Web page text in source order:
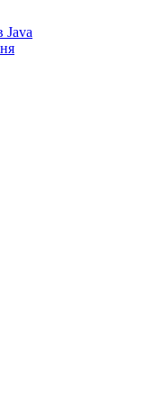
Java